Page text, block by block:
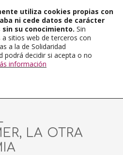
LA OTRA
utiliza cookies propias con
ni cede datos de carácter
su conocimiento. Sin
sitios web de terceros con
a la de Solidaridad
podrá decidir si acepta o no
información